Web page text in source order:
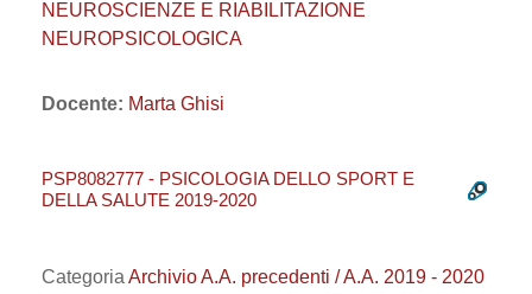
NEUROSCIENZE E RIABILITAZIONE
NEUROPSICOLOGICA
Docente: Marta Ghisi
PSP8082777 - PSICOLOGIA DELLO SPORT E
DELLA SALUTE 2019-2020
Categoria Archivio A.A. precedenti / A.A. 2019 - 2020